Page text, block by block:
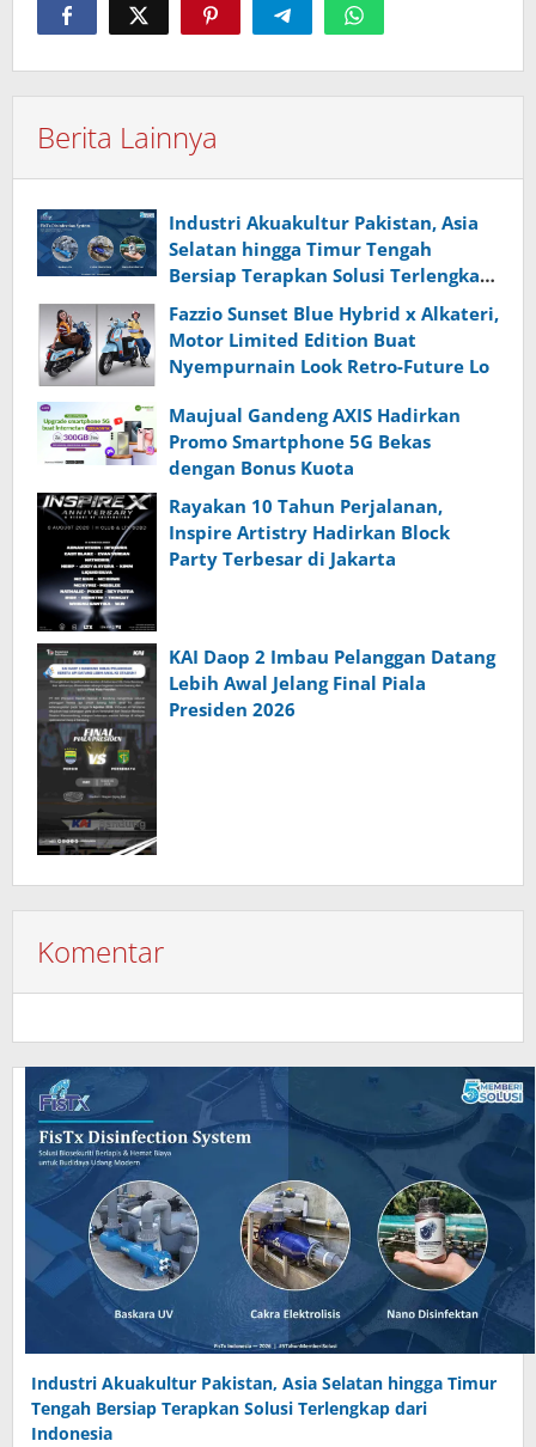
Berita Lainnya
Industri Akuakultur Pakistan, Asia
Selatan hingga Timur Tengah
Bersiap Terapkan Solusi Terlengkap
dari Indonesia
Fazzio Sunset Blue Hybrid x Alkateri,
Motor Limited Edition Buat
Nyempurnain Look Retro-Future Lo
Maujual Gandeng AXIS Hadirkan
Promo Smartphone 5G Bekas
dengan Bonus Kuota
Rayakan 10 Tahun Perjalanan,
Inspire Artistry Hadirkan Block
Party Terbesar di Jakarta
KAI Daop 2 Imbau Pelanggan Datang
Lebih Awal Jelang Final Piala
Presiden 2026
Komentar
Industri Akuakultur Pakistan, Asia Selatan hingga Timur
Tengah Bersiap Terapkan Solusi Terlengkap dari
Indonesia